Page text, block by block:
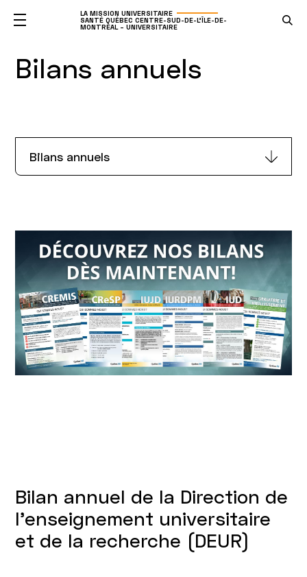
LA MISSION UNIVERSITAIRE
SANTÉ QUÉBEC CENTRE-SUD-DE-L'ÎLE-DE-
MONTRÉAL – UNIVERSITAIRE
Bilans annuels
Bilans annuels
Bilan annuel de la Direction de
l'enseignement universitaire
et de la recherche (DEUR)